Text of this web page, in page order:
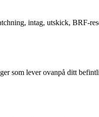
intag, utskick, BRF-
som lever ovanpå ditt